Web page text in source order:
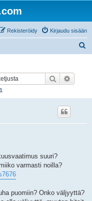
Kirjaudu sisään
Rekisteröidy
Etsi
suuri?
varmasti noilla?
puomiin? Onko väljyyttä?